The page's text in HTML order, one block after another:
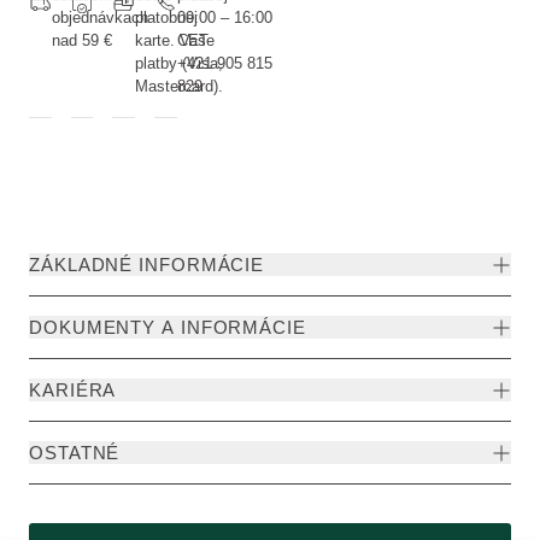
objednávkach
nad 59 €
platobnej
karte. Vaše
platby (Visa,
Mastercard).
09:00 – 16:00
CET
+421 905 815
829
ZÁKLADNÉ INFORMÁCIE
DOKUMENTY A INFORMÁCIE
KARIÉRA
OSTATNÉ